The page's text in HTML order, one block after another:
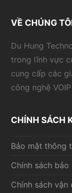
VỀ CHÚNG
Du Hung
trong lĩnh vực
cung cấp các
công nghệ
CHÍNH SÁCH
Bảo mật thông
Chính sách bảo
Chính sách vận